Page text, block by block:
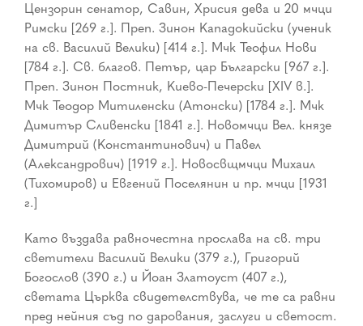
Цензорин сенатор, Савин, Хрисия дева и 20 мчци
Римски [269 г.]. Преп. Зинон Кападокийски (ученик
на св. Василий Велики) [414 г.]. Мчк Теофил Нови
[784 г.]. Св. благов. Петър, цар Български [967 г.].
Преп. Зинон Постник, Киево-Печерски [XIV в.].
Мчк Теодор Митиленски (Атонски) [1784 г.]. Мчк
Димитър Сливенски [1841 г.]. Новомчци Вел. князе
Димитрий (Константинович) и Павел
(Александрович) [1919 г.]. Новосвщмчци Михаил
(Тихомиров) и Евгений Поселянин и пр. мчци [1931
г.]
Като въздава равночестна прослава на св. три
светители Василий Велики (379 г.), Григорий
Богослов (390 г.) и Йоан Златоуст (407 г.),
светата Църква свидетелствува, че те са равни
пред нейния съд по дарования, заслуги и светост.